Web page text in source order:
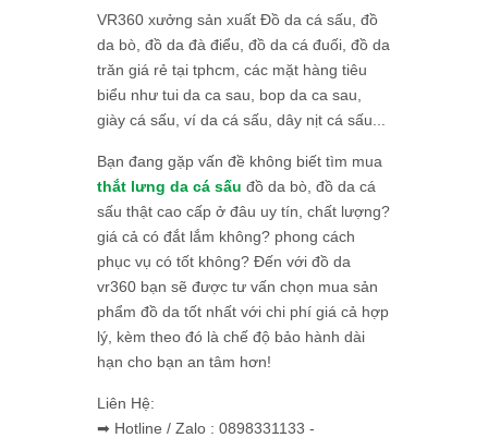
VR360 xưởng sản xuất Đồ da cá sấu, đồ
da bò, đồ da đà điểu, đồ da cá đuối, đồ da
trăn giá rẻ tại tphcm, các mặt hàng tiêu
biểu như tui da ca sau, bop da ca sau,
giày cá sấu, ví da cá sấu, dây nịt cá sấu...
Bạn đang gặp vấn đề không biết tìm mua
thắt lưng da cá sấu đồ da bò, đồ da cá
sấu thật cao cấp ở đâu uy tín, chất lượng?
giá cả có đắt lắm không? phong cách
phục vụ có tốt không? Đến với đồ da
vr360 bạn sẽ được tư vấn chọn mua sản
phẩm đồ da tốt nhất với chi phí giá cả hợp
lý, kèm theo đó là chế độ bảo hành dài
hạn cho bạn an tâm hơn!
Liên Hệ:
➡ Hotline / Zalo : 0898331133 -